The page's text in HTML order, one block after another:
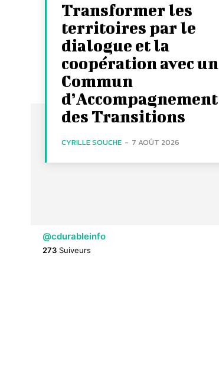
Transformer les
territoires par le
dialogue et la
coopération avec un
Commun
d’Accompagnement
des Transitions
CYRILLE SOUCHE - 7 AOÛT 2026
@cdurableinfo
273 Suiveurs